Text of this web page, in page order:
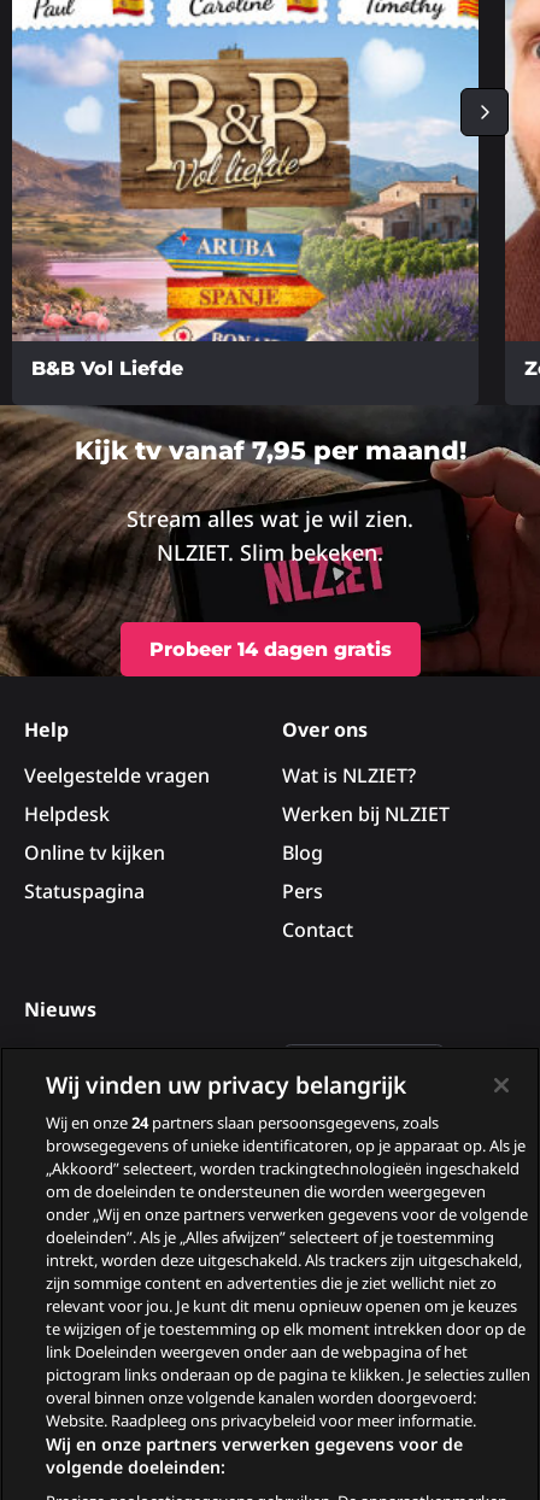
B&B Vol Liefde
Lees
meer
over
Kijk tv vanaf 7,95 per maand!
Stream alles wat je wil zien.
NLZIET. Slim bekeken.
Probeer 14 dagen gratis
footer
Help
Veelgestelde vragen
Helpdesk
Online tv kijken
Statuspagina
Over ons
Wat is NLZIET?
Werken bij NLZIET
Blog
Pers
Contact
Nieuws
Deelnemers van B&B Vol
Liefde 2026
Nieuwe tv programma’s
in augustus
Wie zijn de gasten van
Zomergasten?
Woeste Grond
Wij vinden uw privacy belangrijk
Wij en onze24partners slaan persoonsgegevens, zoals
browsegegevens of unieke identificatoren, op je apparaat op. Als je
„Akkoord” selecteert, worden trackingtechnologieën ingeschakeld
om de doeleinden te ondersteunen die worden weergegeven
onder „Wij en onze partners verwerken gegevens voor de volgende
doeleinden”. Als je „Alles afwijzen” selecteert of je toestemming
intrekt, worden deze uitgeschakeld. Als trackers zijn uitgeschakeld,
zijn sommige content en advertenties die je ziet wellicht niet zo
relevant voor jou. Je kunt dit menu opnieuw openen om je keuzes
te wijzigen of je toestemming op elk moment intrekken door op de
link Doeleinden weergeven onder aan de webpagina of het
pictogram links onderaan op de pagina te klikken. Je selecties zullen
overal binnen onze volgende kanalen worden doorgevoerd:
Website. Raadpleeg ons privacybeleid voor meer informatie.
Wij en onze partners verwerken gegevens voor de
volgende doeleinden: